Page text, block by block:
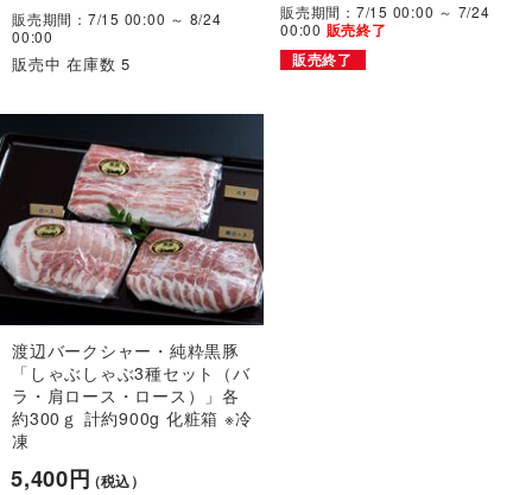
販売期間：7/15 00:00 ～ 8/24
00:00
販売中 在庫数 5
販売期間：7/15 00:00 ～ 7/24
00:00 販売終了
販売終了
渡辺バークシャー・純粋黒豚
「しゃぶしゃぶ3種セット（バ
ラ・肩ロース・ロース）」各
約300ｇ 計約900g 化粧箱 ※冷
凍
5,400円（税込）